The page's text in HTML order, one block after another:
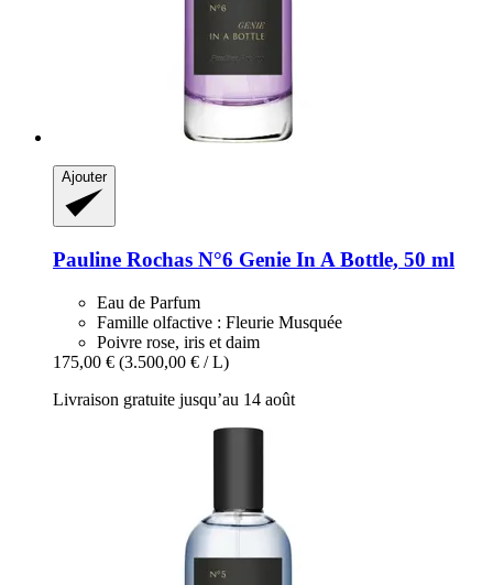
Ajouter
Pauline Rochas N°6 Genie In A Bottle, 50 ml
Eau de Parfum
Famille olfactive : Fleurie Musquée
Poivre rose, iris et daim
175,00 € (3.500,00 € / L)
Livraison gratuite jusqu’au 14 août